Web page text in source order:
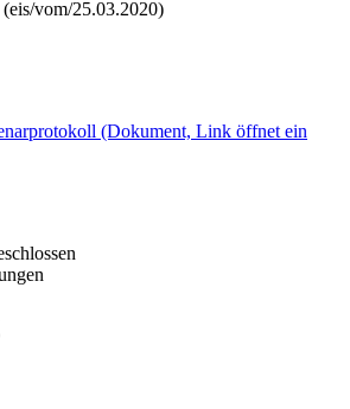
vom/25.03.2020)
(Dokument, Link öffnet ein